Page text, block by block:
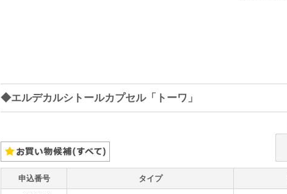
◆エルデカルシトールカプセル「トーワ」
申込番号 タイプ